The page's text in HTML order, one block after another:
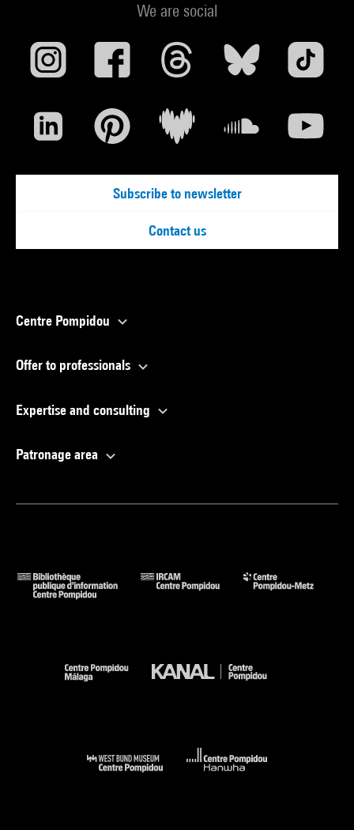
We are social
Subscribe to newsletter
Contact us
Centre Pompidou
Offer to professionals
Expertise and consulting
Patronage area